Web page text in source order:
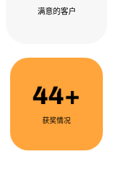
满意的客户
44+
获奖情况